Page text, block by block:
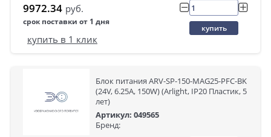
9972.34 руб.
срок поставки от 1 дня
купить
купить в 1 клик
Блок питания ARV-SP-150-MAG25-PFC-BK
(24V, 6.25A, 150W) (Arlight, IP20 Пластик, 5
лет)
Артикул: 049565
Бренд: